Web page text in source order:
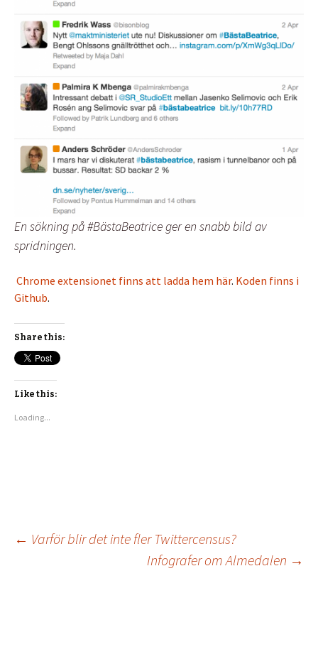
En sökning på #BästaBeatrice ger en snabb bild av
spridningen.
Chrome extensionet finns att ladda hem här. Koden finns i
Github.
Share this:
Like this:
Loading...
← Varför blir det inte fler Twittercensus?
Infografer om Almedalen →